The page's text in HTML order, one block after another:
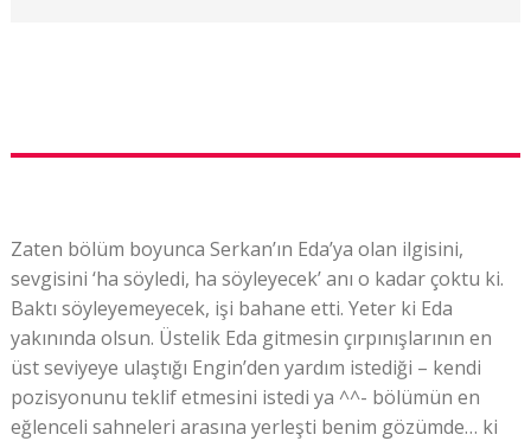
Zaten bölüm boyunca Serkan’ın Eda’ya olan ilgisini,
sevgisini ‘ha söyledi, ha söyleyecek’ anı o kadar çoktu ki.
Baktı söyleyemeyecek, işi bahane etti. Yeter ki Eda
yakınında olsun. Üstelik Eda gitmesin çırpınışlarının en
üst seviyeye ulaştığı Engin’den yardım istediği – kendi
pozisyonunu teklif etmesini istedi ya ^^- bölümün en
eğlenceli sahneleri arasına yerleşti benim gözümde… ki